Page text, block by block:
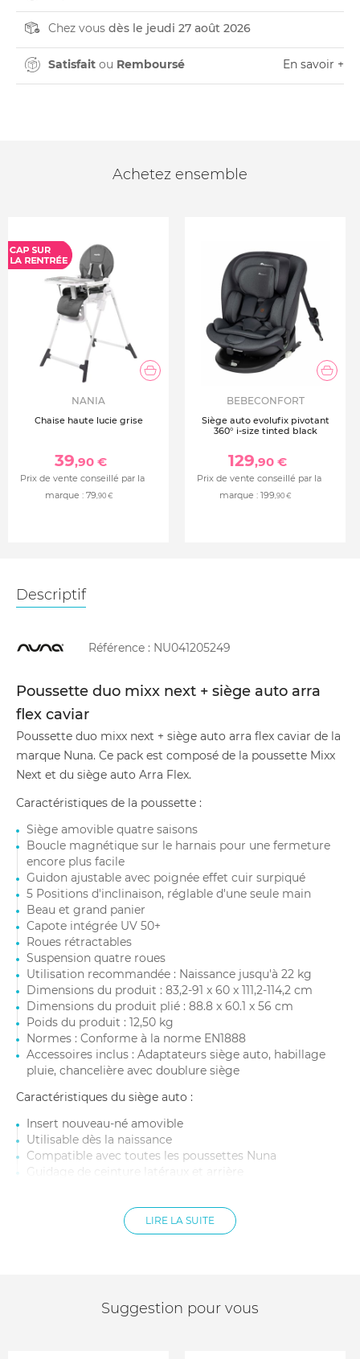
Chez vous dès le jeudi 27 août 2026
Satisfait ou Remboursé En savoir +
Achetez ensemble
NANIA
Chaise haute lucie grise
39,90 €
Prix de vente conseillé par la
marque : 79,90 €
BEBECONFORT
Siège auto evolufix pivotant
360° i-size tinted black
129,90 €
Prix de vente conseillé par la
marque : 199,90 €
Descriptif
Référence : NU041205249
Poussette duo mixx next + siège auto arra
flex caviar
Poussette duo mixx next + siège auto arra flex caviar de la
marque Nuna. Ce pack est composé de la poussette Mixx
Next et du siège auto Arra Flex.
Caractéristiques de la poussette :
Siège amovible quatre saisons
Boucle magnétique sur le harnais pour une fermeture
encore plus facile
Guidon ajustable avec poignée effet cuir surpiqué
5 Positions d'inclinaison, réglable d'une seule main
Beau et grand panier
Capote intégrée UV 50+
Roues rétractables
Suspension quatre roues
Utilisation recommandée : Naissance jusqu'à 22 kg
Dimensions du produit : 83,2-91 x 60 x 111,2-114,2 cm
Dimensions du produit plié : 88.8 x 60.1 x 56 cm
Poids du produit : 12,50 kg
Normes : Conforme à la norme EN1888
Accessoires inclus : Adaptateurs siège auto, habillage
pluie, chancelière avec doublure siège
Caractéristiques du siège auto :
Insert nouveau-né amovible
Utilisable dès la naissance
Compatible avec toutes les poussettes Nuna
Guidage de ceinture latéraux et arrière
Canopy amovible à couverture intégrale UVB 50+ avec
pare soleil rabattable
Mousse à mémoire de forme Tailor tech
Poids max enfant : 13 kg
Poids siège auto : 3,5 kg
LIRE LA SUITE
Suggestion pour vous